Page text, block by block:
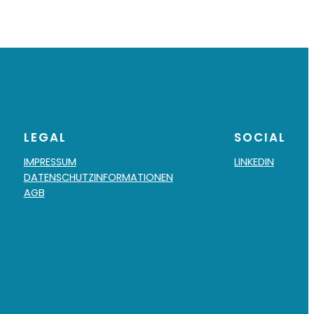
LEGAL
IMPRESSUM
DATENSCHUTZINFORMATIONEN
AGB
SOCIAL
LINKEDIN